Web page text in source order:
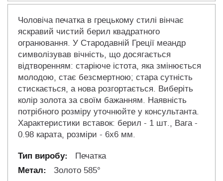
Чоловіча печатка в грецькому стилі вінчає
яскравий чистий берил квадратного
огранювання. У Стародавній Греції меандр
символізував вічність, що досягається
відтворенням: старіюче істота, яка змінюється
молодою, стає безсмертною; стара сутність
стискається, а нова розгортається. Виберіть
колір золота за своїм бажанням. Наявність
потрібного розміру уточнюйте у консультанта.
Характеристики вставок: берил - 1 шт., Вага -
0.98 карата, розміри - 6х6 мм.
Печатка
Золото 585°